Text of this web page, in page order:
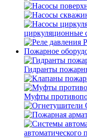
циркуляционные
Пожарное
Гидранты
Муфты
автоматического